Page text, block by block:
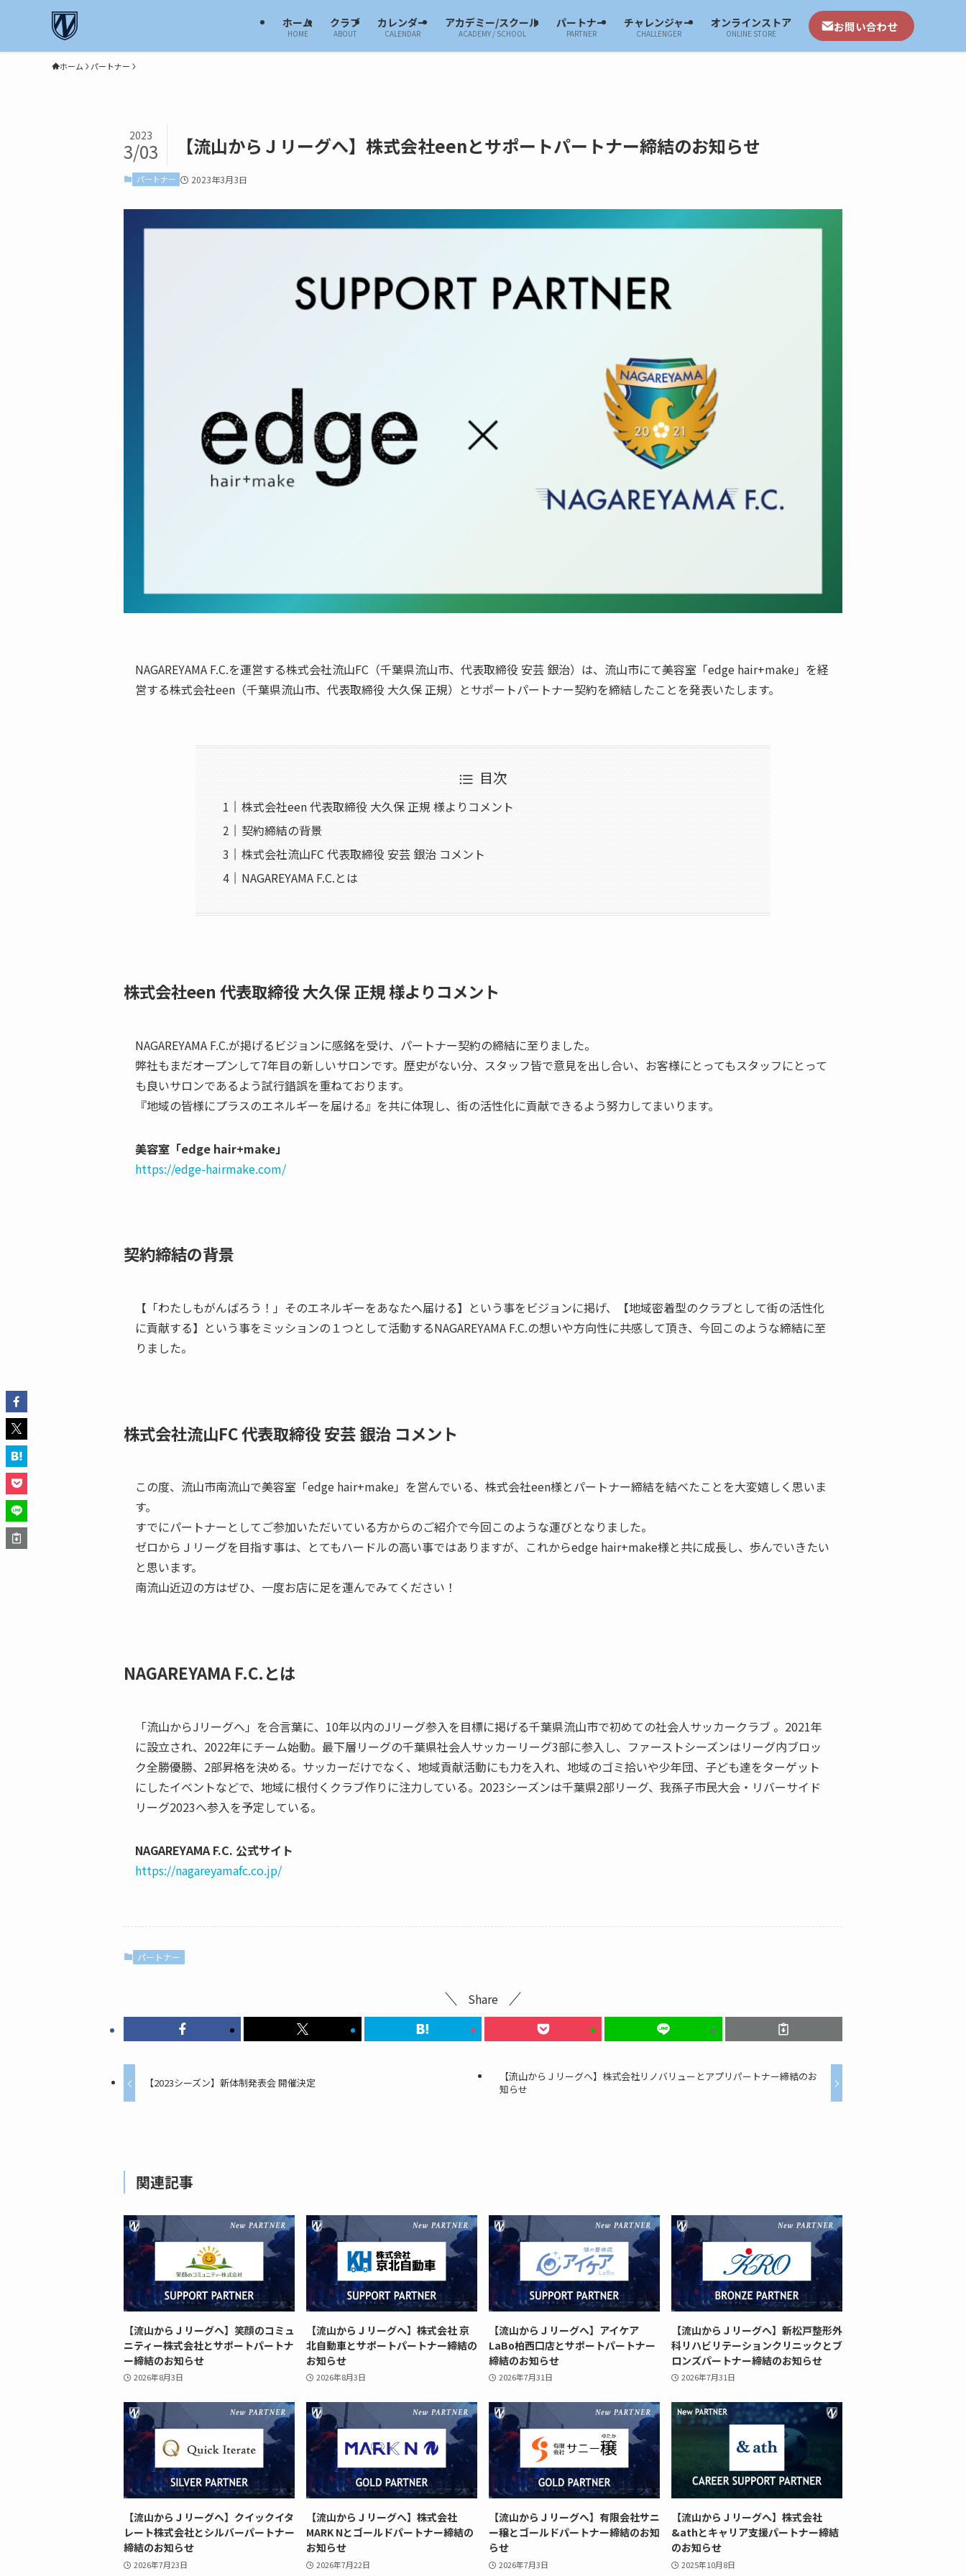
ホーム
HOME
クラブ
ABOUT
カレンダー
CALENDAR
アカデミー/スクール
ACADEMY / SCHOOL
パートナー
PARTNER
チャレンジャー
CHALLENGER
オンラインストア
ONLINE STORE お問い合わせ
ホーム パートナー
【流山からＪリーグへ】株式会社eenとサポートパートナー締結のお知らせ
2023
3/03
パートナー 2023年3月3日
NAGAREYAMA F.C.を運営する株式会社流山FC（千葉県流山市、代表取締役 安芸 銀治）は、流山市にて美容室「edge hair+make」を経
営する株式会社een（千葉県流山市、代表取締役 大久保 正規）とサポートパートナー契約を締結したことを発表いたします。
目次
株式会社een 代表取締役 大久保 正規 様よりコメント
契約締結の背景
株式会社流山FC 代表取締役 安芸 銀治 コメント
NAGAREYAMA F.C.とは
株式会社een 代表取締役 大久保 正規 様よりコメント
NAGAREYAMA F.C.が掲げるビジョンに感銘を受け、パートナー契約の締結に至りました。
弊社もまだオープンして7年目の新しいサロンです。歴史がない分、スタッフ皆で意見を出し合い、お客様にとってもスタッフにとって
も良いサロンであるよう試行錯誤を重ねております。
『地域の皆様にプラスのエネルギーを届ける』を共に体現し、街の活性化に貢献できるよう努力してまいります。
美容室「edge hair+make」
https://edge-hairmake.com/
契約締結の背景
【「わたしもがんばろう！」そのエネルギーをあなたへ届ける】という事をビジョンに掲げ、【地域密着型のクラブとして街の活性化
に貢献する】という事をミッションの１つとして活動するNAGAREYAMA F.C.の想いや方向性に共感して頂き、今回このような締結に至
りました。
株式会社流山FC 代表取締役 安芸 銀治 コメント
この度、流山市南流山で美容室「edge hair+make」を営んでいる、株式会社een様とパートナー締結を結べたことを大変嬉しく思いま
す。
すでにパートナーとしてご参加いただいている方からのご紹介で今回このような運びとなりました。
ゼロからＪリーグを目指す事は、とてもハードルの高い事ではありますが、これからedge hair+make様と共に成長し、歩んでいきたい
と思います。
南流山近辺の方はぜひ、一度お店に足を運んでみてください！
NAGAREYAMA F.C.とは
「流山からJリーグへ」を合言葉に、10年以内のJリーグ参入を目標に掲げる千葉県流山市で初めての社会人サッカークラブ 。2021年
に設立され、2022年にチーム始動。最下層リーグの千葉県社会人サッカーリーグ3部に参入し、ファーストシーズンはリーグ内ブロッ
ク全勝優勝、2部昇格を決める。サッカーだけでなく、地域貢献活動にも力を入れ、地域のゴミ拾いや少年団、子ども達をターゲット
にしたイベントなどで、地域に根付くクラブ作りに注力している。2023シーズンは千葉県2部リーグ、我孫子市民大会・リバーサイド
リーグ2023へ参入を予定している。
NAGAREYAMA F.C. 公式サイト
https://nagareyamafc.co.jp/
パートナー
Share
【2023シーズン】新体制発表会 開催決定
【流山からＪリーグへ】株式会社リノバリューとアプリパートナー締結のお
知らせ
関連記事
【流山からＪリーグへ】笑顔のコミュ
ニティー株式会社とサポートパートナ
ー締結のお知らせ
2026年8月3日
【流山からＪリーグへ】株式会社 京
北自動車とサポートパートナー締結の
お知らせ
2026年8月3日
【流山からＪリーグへ】アイケア
LaBo柏西口店とサポートパートナー
締結のお知らせ
2026年7月31日
【流山からＪリーグへ】新松戸整形外
科リハビリテーションクリニックとブ
ロンズパートナー締結のお知らせ
2026年7月31日
【流山からＪリーグへ】クイックイタ
レート株式会社とシルバーパートナー
締結のお知らせ
2026年7月23日
【流山からＪリーグへ】株式会社
MARK Nとゴールドパートナー締結の
お知らせ
2026年7月22日
【流山からＪリーグへ】有限会社サニ
ー穣とゴールドパートナー締結のお知
らせ
2026年7月3日
【流山からＪリーグへ】株式会社
&athとキャリア支援パートナー締結
のお知らせ
2025年10月8日